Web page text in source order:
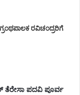
ರವಿಚಂದ್ರರಿಗೆ
ತೆರೇಸಾ ಪದವಿ ಪೂರ್ವ